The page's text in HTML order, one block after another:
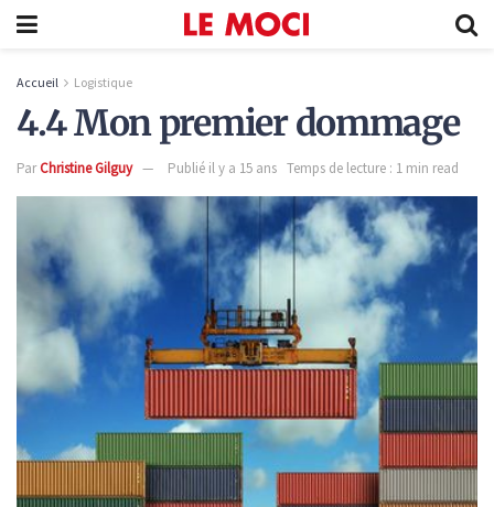
Accueil Logistique
4.4 Mon premier dommage
ParChristine Gilguy Publié il y a 15 ans Temps de lecture : 1 min read